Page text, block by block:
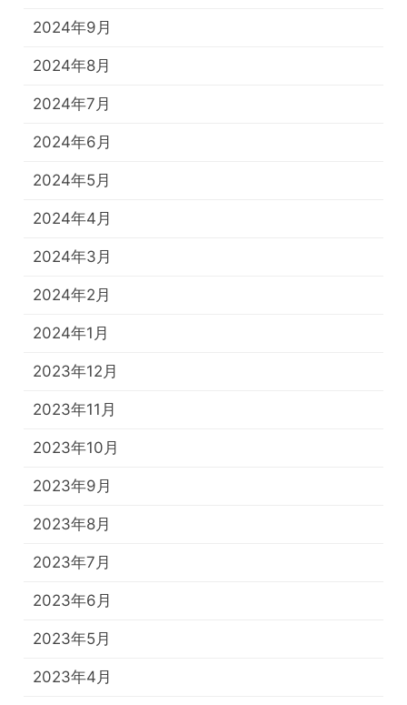
2024年9月
2024年8月
2024年7月
2024年6月
2024年5月
2024年4月
2024年3月
2024年2月
2024年1月
2023年12月
2023年11月
2023年10月
2023年9月
2023年8月
2023年7月
2023年6月
2023年5月
2023年4月